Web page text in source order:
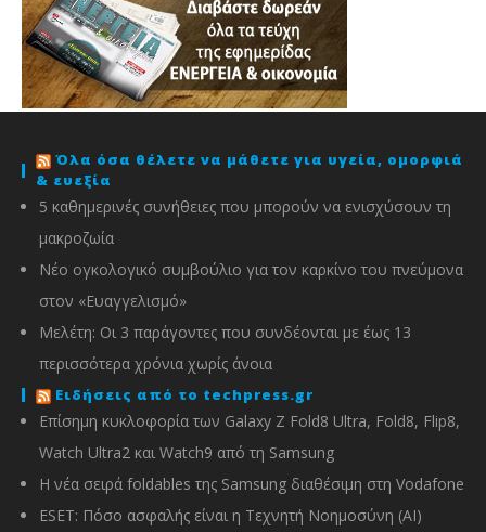
Όλα όσα θέλετε να μάθετε για υγεία, ομορφιά
& ευεξία
5 καθημερινές συνήθειες που μπορούν να ενισχύσουν τη
μακροζωία
Νέο ογκολογικό συμβούλιο για τον καρκίνο του πνεύμονα
στον «Ευαγγελισμό»
Μελέτη: Οι 3 παράγοντες που συνδέονται με έως 13
περισσότερα χρόνια χωρίς άνοια
Ειδήσεις από το techpress.gr
Επίσημη κυκλοφορία των Galaxy Z Fold8 Ultra, Fold8, Flip8,
Watch Ultra2 και Watch9 από τη Samsung
Η νέα σειρά foldables της Samsung διαθέσιμη στη Vodafone
ESET: Πόσο ασφαλής είναι η Τεχνητή Νοημοσύνη (AI)